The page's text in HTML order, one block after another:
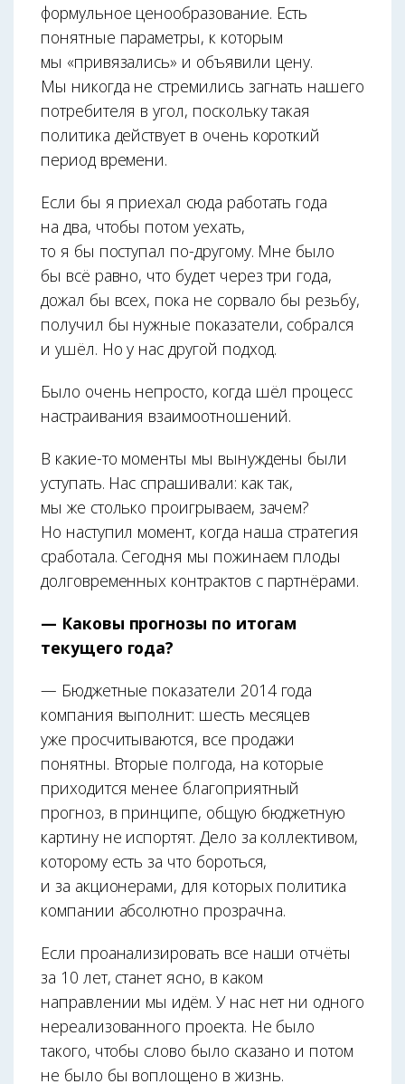
формульное ценообразование. Есть
понятные параметры, к которым
мы «привязались» и объявили цену.
Мы никогда не стремились загнать нашего
потребителя в угол, поскольку такая
политика действует в очень короткий
период времени.
Если бы я приехал сюда работать года
на два, чтобы потом уехать,
то я бы поступал по-другому. Мне было
бы всё равно, что будет через три года,
дожал бы всех, пока не сорвало бы резьбу,
получил бы нужные показатели, собрался
и ушёл. Но у нас другой подход.
Было очень непросто, когда шёл процесс
настраивания взаимоотношений.
В какие-то моменты мы вынуждены были
уступать. Нас спрашивали: как так,
мы же столько проигрываем, зачем?
Но наступил момент, когда наша стратегия
сработала. Сегодня мы пожинаем плоды
долговременных контрактов с партнёрами.
— Каковы прогнозы по итогам
текущего года?
— Бюджетные показатели 2014 года
компания выполнит: шесть месяцев
уже просчитываются, все продажи
понятны. Вторые полгода, на которые
приходится менее благоприятный
прогноз, в принципе, общую бюджетную
картину не испортят. Дело за коллективом,
которому есть за что бороться,
и за акционерами, для которых политика
компании абсолютно прозрачна.
Если проанализировать все наши отчёты
за 10 лет, станет ясно, в каком
направлении мы идём. У нас нет ни одного
нереализованного проекта. Не было
такого, чтобы слово было сказано и потом
не было бы воплощено в жизнь.